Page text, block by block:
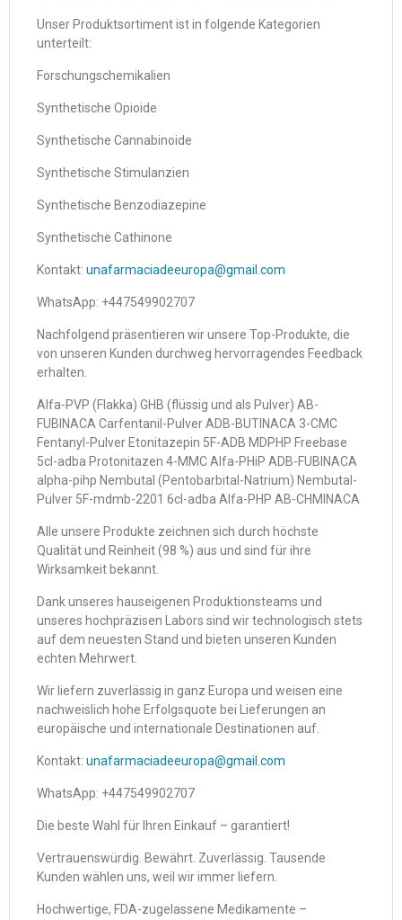
Unser Produktsortiment ist in folgende Kategorien
unterteilt:
Forschungschemikalien
Synthetische Opioide
Synthetische Cannabinoide
Synthetische Stimulanzien
Synthetische Benzodiazepine
Synthetische Cathinone
Kontakt: unafarmaciadeeuropa@gmail.com
WhatsApp: +447549902707
Nachfolgend präsentieren wir unsere Top-Produkte, die
von unseren Kunden durchweg hervorragendes Feedback
erhalten.
Alfa-PVP (Flakka) GHB (flüssig und als Pulver) AB-
FUBINACA Carfentanil-Pulver ADB-BUTINACA 3-CMC
Fentanyl-Pulver Etonitazepin 5F-ADB MDPHP Freebase
5cl-adba Protonitazen 4-MMC Alfa-PHiP ADB-FUBINACA
alpha-pihp Nembutal (Pentobarbital-Natrium) Nembutal-
Pulver 5F-mdmb-2201 6cl-adba Alfa-PHP AB-CHMINACA
Alle unsere Produkte zeichnen sich durch höchste
Qualität und Reinheit (98 %) aus und sind für ihre
Wirksamkeit bekannt.
Dank unseres hauseigenen Produktionsteams und
unseres hochpräzisen Labors sind wir technologisch stets
auf dem neuesten Stand und bieten unseren Kunden
echten Mehrwert.
Wir liefern zuverlässig in ganz Europa und weisen eine
nachweislich hohe Erfolgsquote bei Lieferungen an
europäische und internationale Destinationen auf.
Kontakt: unafarmaciadeeuropa@gmail.com
WhatsApp: +447549902707
Die beste Wahl für Ihren Einkauf – garantiert!
Vertrauenswürdig. Bewährt. Zuverlässig. Tausende
Kunden wählen uns, weil wir immer liefern.
Hochwertige, FDA-zugelassene Medikamente –